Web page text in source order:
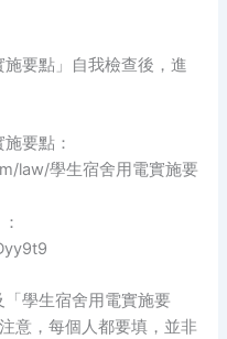
要點」自我檢查後，進
要點：
law/學生宿舍用電實施要
學生宿舍用電實施要
意，每個人都要填，並非